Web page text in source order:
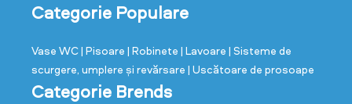
Categorie Populare
Vase WC| Pisoare | Robinete | Lavoare | Sisteme de
scurgere, umplere și revărsare | Uscătoare de prosoape
Categorie Brends